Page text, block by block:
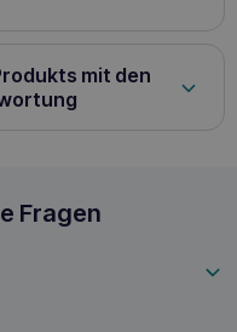
mit den
für Hunde
Fragen